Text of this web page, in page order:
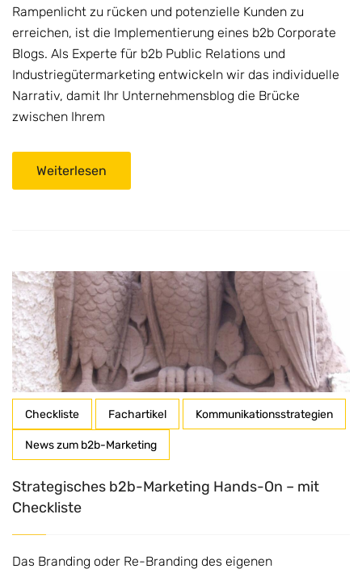
Rampenlicht zu rücken und potenzielle Kunden zu
erreichen, ist die Implementierung eines b2b Corporate
Blogs. Als Experte für b2b Public Relations und
Industriegütermarketing entwickeln wir das individuelle
Narrativ, damit Ihr Unternehmensblog die Brücke
zwischen Ihrem
Weiterlesen
Checkliste Fachartikel Kommunikationsstrategien
News zum b2b-Marketing
Strategisches b2b-Marketing Hands-On – mit
Checkliste
Das Branding oder Re-Branding des eigenen